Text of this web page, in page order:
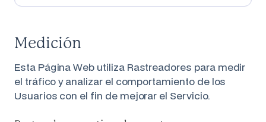
Medición
Esta Página Web utiliza Rastreadores para medir
el tráfico y analizar el comportamiento de los
Usuarios con el fin de mejorar el Servicio.